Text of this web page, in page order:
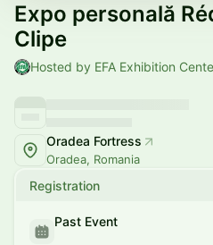
Expo personală
Clipe
Hosted by EFA Exhibition
Oradea Fortress
Oradea, Romania
Registration
Past Event